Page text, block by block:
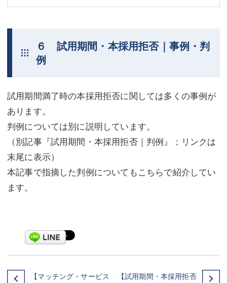
６ 試用期間・本採用拒否｜事例・判
例
試用期間満了時の本採用拒否に関しては多くの事例が
あります。
判例については別に説明しています。
（別記事『試用期間・本採用拒否｜判例』；リンクは
末尾に表示）
本記事で指摘した判例についてもこちらで紹介してい
ます。
【マッチング・サービス
【試用期間・本採用拒否